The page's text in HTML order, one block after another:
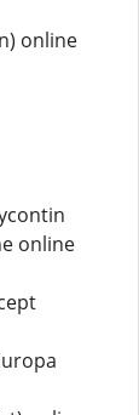
online
online